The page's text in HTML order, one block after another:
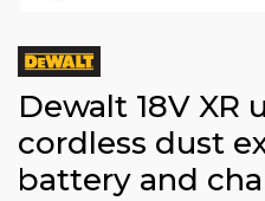
Dewalt 18V XR
cordless dust
battery and